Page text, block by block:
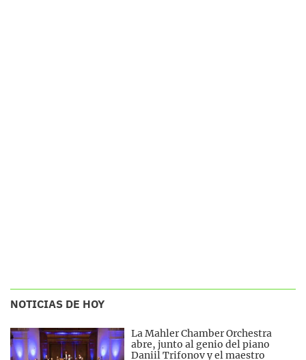
NOTICIAS DE HOY
La Mahler Chamber Orchestra
abre, junto al genio del piano
Daniil Trifonov y el maestro